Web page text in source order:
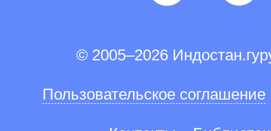
© 2005–2026
Пользовательское соглашение